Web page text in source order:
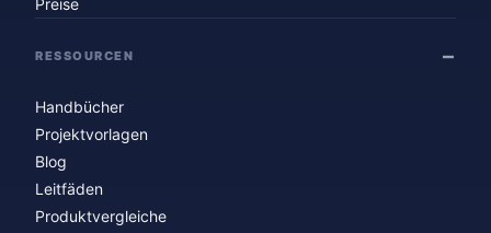
Preise
RESSOURCEN
Handbücher
Projektvorlagen
Blog
Leitfäden
Produktvergleiche